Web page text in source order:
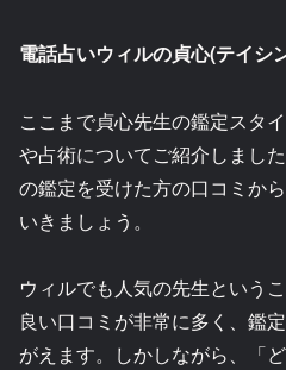
電話占いウィルの貞心(テイシ
ここまで貞心先生の鑑定スタ
や占術についてご紹介しまし
の鑑定を受けた方の口コミか
いきましょう。
ウィルでも人気の先生という
良い口コミが非常に多く、鑑
がえます。しかしながら、「